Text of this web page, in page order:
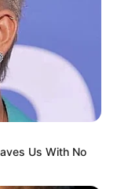
Us With No